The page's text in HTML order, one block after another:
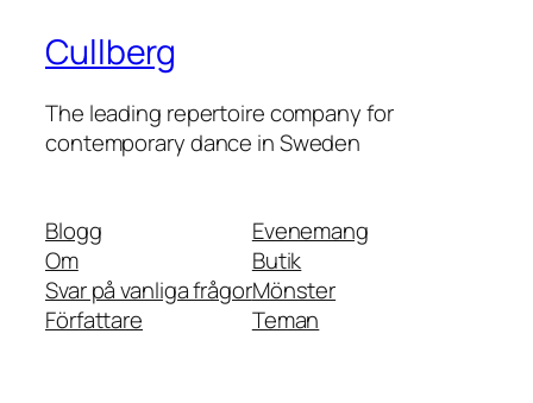
Cullberg
The leading repertoire company for
contemporary dance in Sweden
Blogg
Om
Svar på vanliga frågor
Författare
Evenemang
Butik
Mönster
Teman